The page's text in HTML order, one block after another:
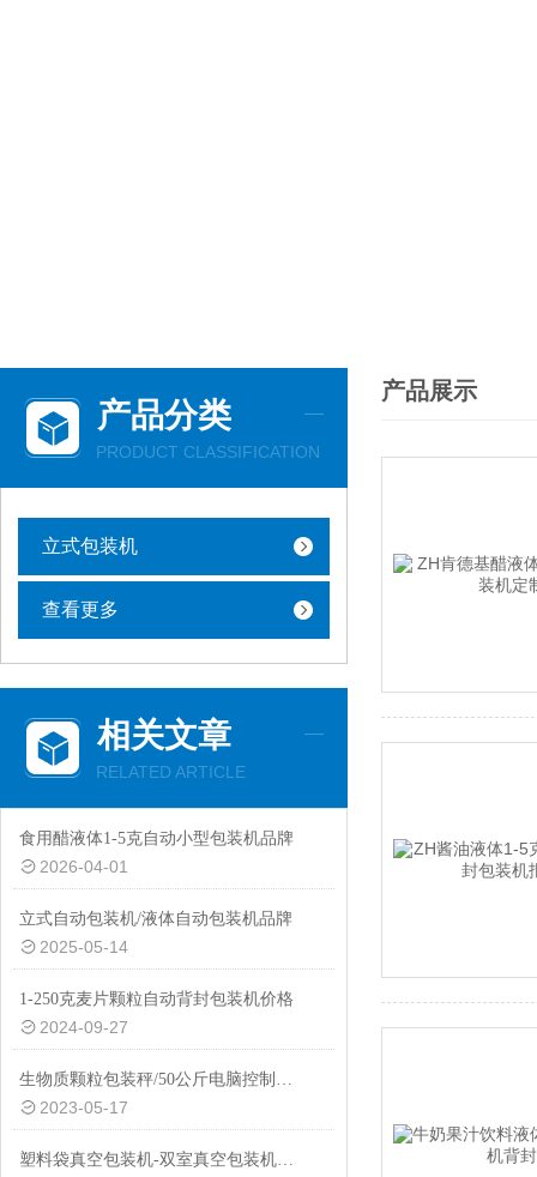
产品分类
PRODUCT CLASSIFICATION
立式包装机
查看更多
相关文章
RELATED ARTICLE
食用醋液体1-5克自动小型包装机品牌
2026-04-01
立式自动包装机/液体自动包装机品牌
2025-05-14
1-250克麦片颗粒自动背封包装机价格
2024-09-27
生物质颗粒包装秤/50公斤电脑控制下料称重包装秤厂家生产
2023-05-17
塑料袋真空包装机-双室真空包装机厂家
产品展示